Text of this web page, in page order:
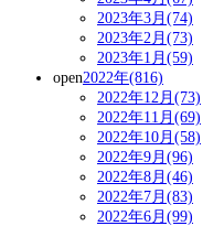
2023年3月(74)
2023年2月(73)
2023年1月(59)
open2022年(816)
2022年12月(73)
2022年11月(69)
2022年10月(58)
2022年9月(96)
2022年8月(46)
2022年7月(83)
2022年6月(99)